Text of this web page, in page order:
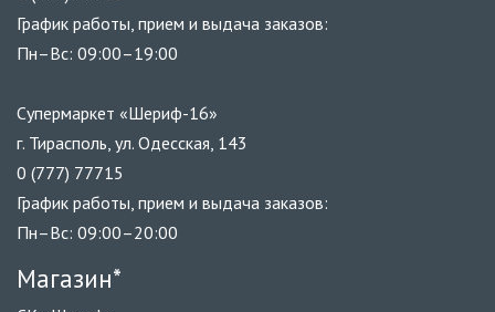
График работы, прием и выдача заказов:
Пн–Вс: 09:00–19:00
Супермаркет «Шериф-16»
г. Тирасполь, ул. Одесская, 143
0 (777) 77715
График работы, прием и выдача заказов:
Пн–Вс: 09:00–20:00
Магазин*